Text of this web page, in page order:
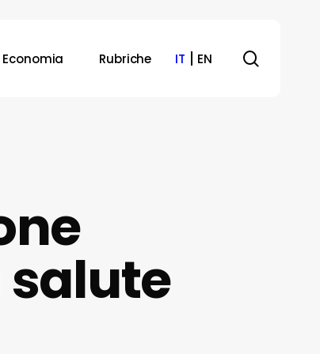
Economia Rubriche IT EN